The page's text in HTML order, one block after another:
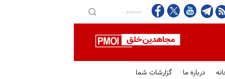
درباره ما گزارشات شما